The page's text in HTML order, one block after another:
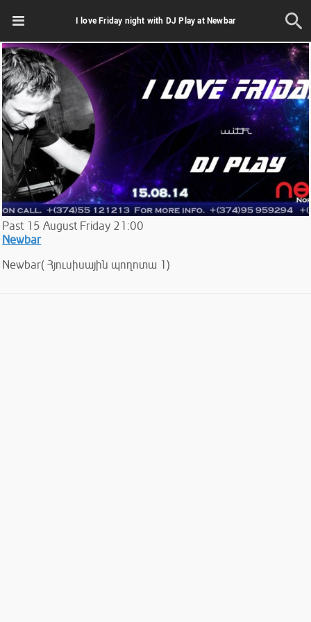
I love Friday night with DJ Play at Newbar
Past 15 August Friday 21:00
Newbar
Newbar( Հյուսիսային պողոտա 1)